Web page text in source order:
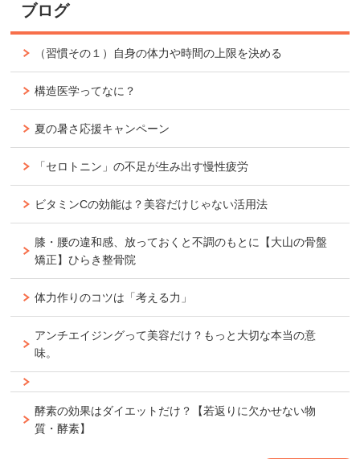
ブログ
（習慣その１）自身の体力や時間の上限を決める
構造医学ってなに？
夏の暑さ応援キャンペーン
「セロトニン」の不足が生み出す慢性疲労
ビタミンCの効能は？美容だけじゃない活用法
膝・腰の違和感、放っておくと不調のもとに【大山の骨盤
矯正】ひらき整骨院
体力作りのコツは「考える力」
アンチエイジングって美容だけ？もっと大切な本当の意
味。
酵素の効果はダイエットだけ？【若返りに欠かせない物
質・酵素】